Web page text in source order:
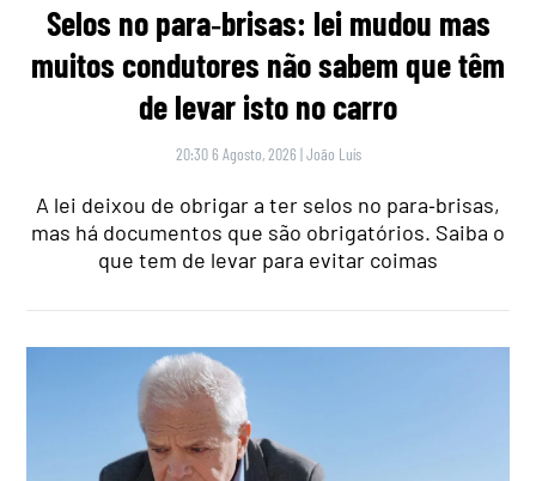
Selos no para‑brisas: lei mudou mas
muitos condutores não sabem que têm
de levar isto no carro
20:30 6 Agosto, 2026 |João Luís
A lei deixou de obrigar a ter selos no para‑brisas,
mas há documentos que são obrigatórios. Saiba o
que tem de levar para evitar coimas